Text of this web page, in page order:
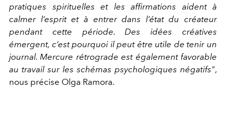
pratiques spirituelles et les affirmations aident à
calmer l’esprit et à entrer dans l’état du créateur
pendant cette période. Des idées créatives
émergent, c’est pourquoi il peut être utile de tenir un
journal. Mercure rétrograde est également favorable
au travail sur les schémas psychologiques négatifs",
nous précise Olga Ramora.